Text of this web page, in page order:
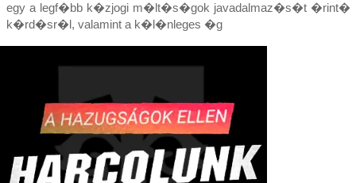
egy a legf�bb k�zjogi m�lt�s�gok javadalmaz�s�t �rint�
k�rd�sr�l, valamint a k�l�nleges �g